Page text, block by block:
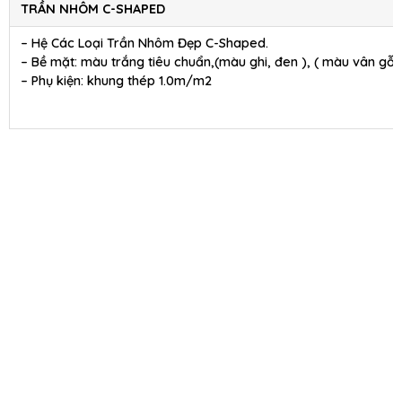
TRẦN NHÔM C-SHAPED
– Hệ Các Loại Trần Nhôm Đẹp C-Shaped.
– Bề mặt: màu trắng tiêu chuẩn,(màu ghi, đen ), ( màu vân gỗ
– Phụ kiện: khung thép 1.0m/m2